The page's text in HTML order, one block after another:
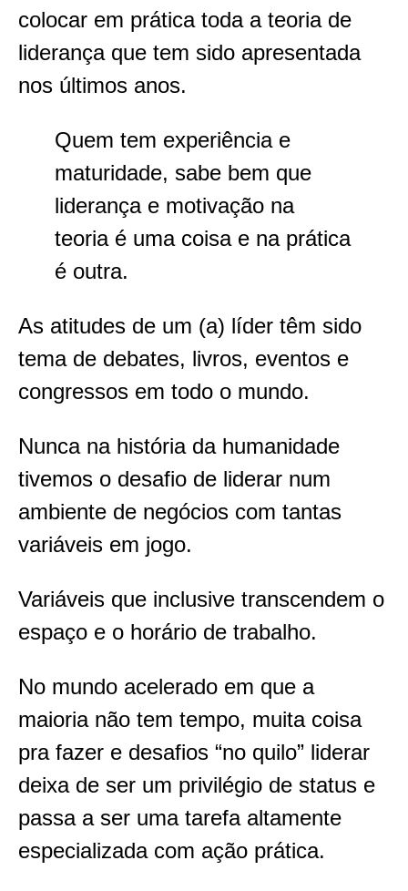
colocar em prática toda a teoria de
liderança que tem sido apresentada
nos últimos anos.
Quem tem experiência e
maturidade, sabe bem que
liderança e motivação na
teoria é uma coisa e na prática
é outra.
As atitudes de um (a) líder têm sido
tema de debates, livros, eventos e
congressos em todo o mundo.
Nunca na história da humanidade
tivemos o desafio de liderar num
ambiente de negócios com tantas
variáveis em jogo.
Variáveis que inclusive transcendem o
espaço e o horário de trabalho.
No mundo acelerado em que a
maioria não tem tempo, muita coisa
pra fazer e desafios “no quilo” liderar
deixa de ser um privilégio de status e
passa a ser uma tarefa altamente
especializada com ação prática.